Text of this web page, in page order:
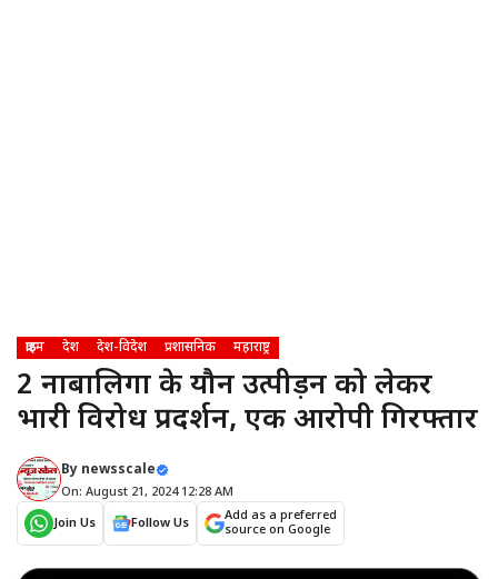
क्राइम देश देश-विदेश प्रशासनिक महाराष्ट्र
2 नाबालिगों के यौन उत्पीड़न को लेकर
भारी विरोध प्रदर्शन, एक आरोपी गिरफ्तार
By newsscale
On: August 21, 2024 12:28 AM
Join Us
Follow Us
Add as a preferred
source on Google